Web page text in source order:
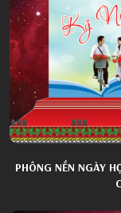
PHÔNG NỀN NGÀY